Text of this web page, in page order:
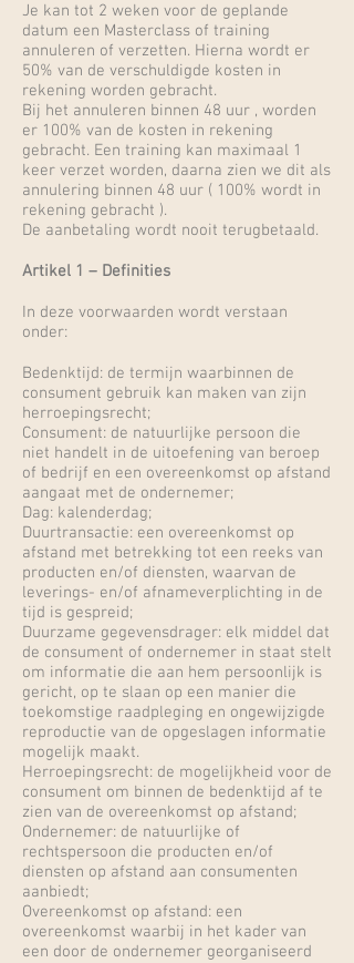
Je kan tot 2 weken voor de geplande
datum een Masterclass of training
annuleren of verzetten. Hierna wordt er
50% van de verschuldigde kosten in
rekening worden gebracht.
Bij het annuleren binnen 48 uur , worden
er 100% van de kosten in rekening
gebracht. Een training kan maximaal 1
keer verzet worden, daarna zien we dit als
annulering binnen 48 uur ( 100% wordt in
rekening gebracht ).
De aanbetaling wordt nooit terugbetaald.
Artikel 1 – Definities
In deze voorwaarden wordt verstaan
onder:
Bedenktijd: de termijn waarbinnen de
consument gebruik kan maken van zijn
herroepingsrecht;
Consument: de natuurlijke persoon die
niet handelt in de uitoefening van beroep
of bedrijf en een overeenkomst op afstand
aangaat met de ondernemer;
Dag: kalenderdag;
Duurtransactie: een overeenkomst op
afstand met betrekking tot een reeks van
producten en/of diensten, waarvan de
leverings- en/of afnameverplichting in de
tijd is gespreid;
Duurzame gegevensdrager: elk middel dat
de consument of ondernemer in staat stelt
om informatie die aan hem persoonlijk is
gericht, op te slaan op een manier die
toekomstige raadpleging en ongewijzigde
reproductie van de opgeslagen informatie
mogelijk maakt.
Herroepingsrecht: de mogelijkheid voor de
consument om binnen de bedenktijd af te
zien van de overeenkomst op afstand;
Ondernemer: de natuurlijke of
rechtspersoon die producten en/of
diensten op afstand aan consumenten
aanbiedt;
Overeenkomst op afstand: een
overeenkomst waarbij in het kader van
een door de ondernemer georganiseerd